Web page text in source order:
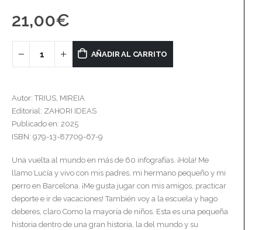
21,00€
AÑADIR AL CARRITO
Autor: TRIUS, MIREIA
Editorial: ZAHORI IDEAS
Publicado en: 2025
ISBN: 979-13-87709-67-9
Una vuelta al mundo en más de 60 infografías. ¡Hola! Me
llamo Lucía y vivo con mis padres, mi hermano pequeño y mi
perro en Barcelona. ¡Me gusta jugar con mis amigos, practicar
deporte e ir de vacaciones! También voy a la escuela y hago
deberes, claro Como la mayoría de niños. Esta es una pequeña
historia dentro de una gran historia, la del mundo y su